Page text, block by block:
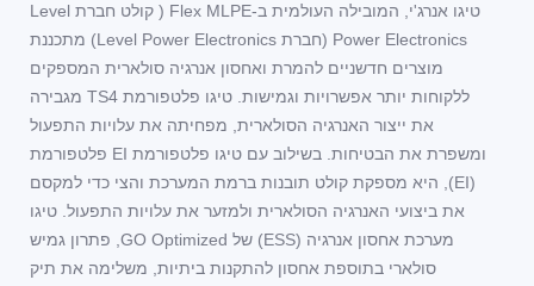
טיגו אנרג'י, המובילה העולמית ב-Flex MLPE ( קולט חברת Level
Power Electronics (חברת Level Power Electronics) מתכננת
מוצרים חדשניים להמרת ואחסון אנרגיה סולארית המספקים
ללקוחות יותר אפשרויות וגמישות. טיגו פלטפורמת TS4 מגבירה
את ייצור האנרגיה הסולארית, מפחיתה את עלויות התפעול
ומשפרת את הבטיחות. בשילוב עם טיגו פלטפורמת EI פלטפורמת
(EI), היא מספקת קולט תובנות ברמת המערכת והצי כדי למקסם
את ביצועי האנרגיה הסולארית ולמזער את עלויות התפעול. טיגו
מערכת אחסון אנרגיה (ESS) של GO Optimized, פתרון גמיש
סולארי בתוספת אחסון להתקנות ביתיות, משלימה את תיק